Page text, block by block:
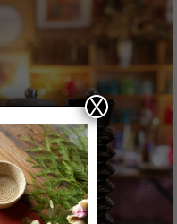
AÑADIR AL CARRITO
X